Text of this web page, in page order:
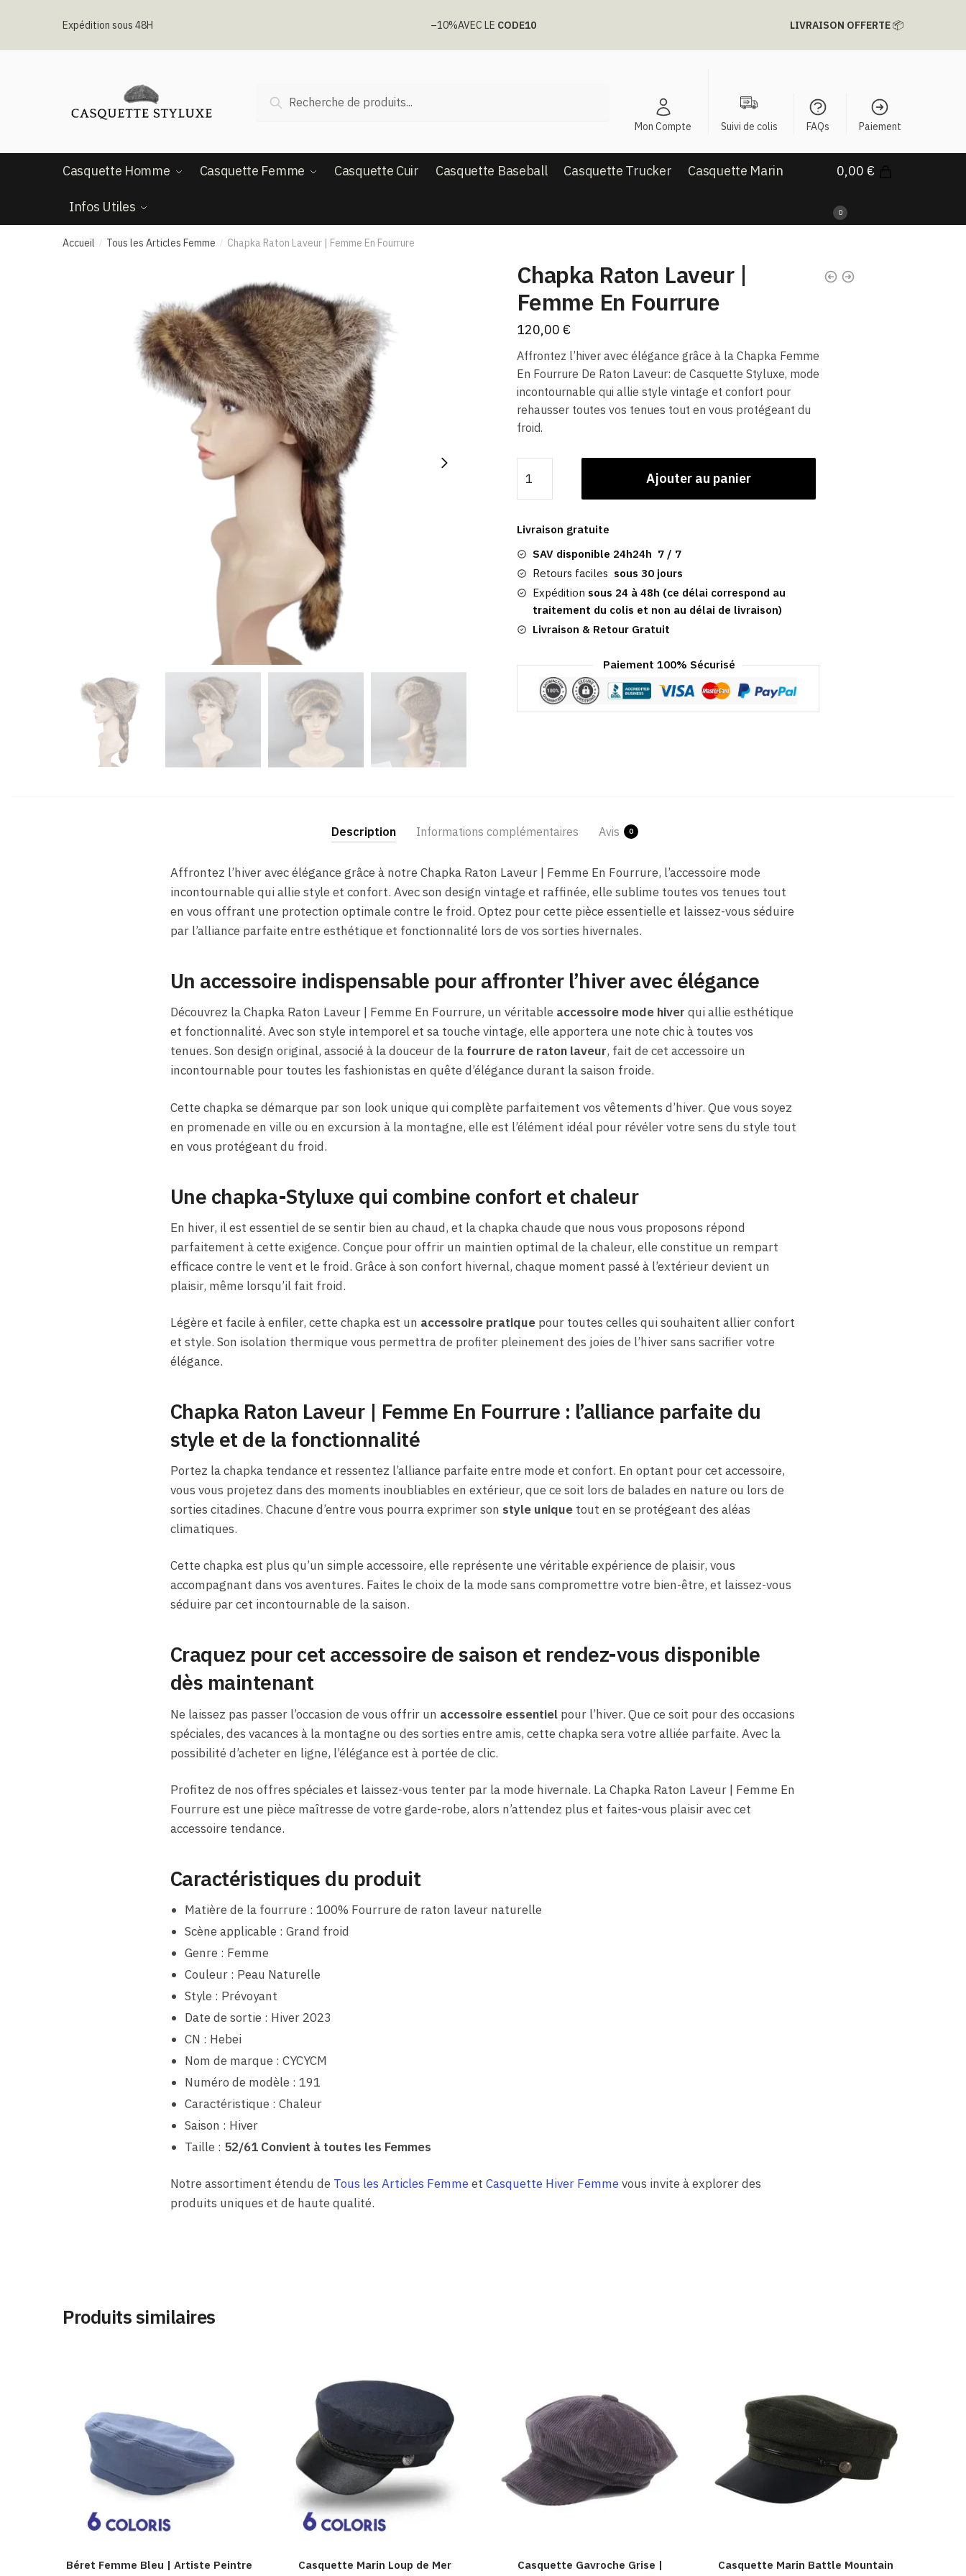
Expédition sous 48H –10%AVEC LE CODE10 LIVRAISON OFFERTE📦
pour :
Recherche
Mon Compte Suivi de colis FAQs Paiement
Casquette Homme Casquette Femme Casquette Cuir Casquette Baseball Casquette Trucker Casquette Marin
Infos Utiles
0,00 €
0
Accueil / Tous les Articles Femme / Chapka Raton Laveur | Femme En Fourrure
Chapka Raton Laveur |
Femme En Fourrure
120,00 €
Affrontez l’hiver avec élégance grâce à la Chapka Femme
En Fourrure De Raton Laveur: de Casquette Styluxe, mode
incontournable qui allie style vintage et confort pour
rehausser toutes vos tenues tout en vous protégeant du
froid.
de
Chapka
Laveur
|
Femme
En
Fourrure
Ajouter au panier
Livraison gratuite
SAV disponible 24h24h 7 / 7
Retours faciles sous 30 jours
Expédition sous 24 à 48h (ce délai correspond au
traitement du colis et non au délai de livraison)
Livraison & Retour Gratuit
Paiement 100% Sécurisé
Description Informations complémentaires Avis 0
Affrontez l’hiver avec élégance grâce à notre Chapka Raton Laveur | Femme En Fourrure, l’accessoire mode
incontournable qui allie style et confort. Avec son design vintage et raffinée, elle sublime toutes vos tenues tout
en vous offrant une protection optimale contre le froid. Optez pour cette pièce essentielle et laissez-vous séduire
par l’alliance parfaite entre esthétique et fonctionnalité lors de vos sorties hivernales.
Un accessoire indispensable pour affronter l’hiver avec élégance
Découvrez la Chapka Raton Laveur | Femme En Fourrure, un véritable accessoire mode hiver qui allie esthétique
et fonctionnalité. Avec son style intemporel et sa touche vintage, elle apportera une note chic à toutes vos
tenues. Son design original, associé à la douceur de la fourrure de raton laveur, fait de cet accessoire un
incontournable pour toutes les fashionistas en quête d’élégance durant la saison froide.
Cette chapka se démarque par son look unique qui complète parfaitement vos vêtements d’hiver. Que vous soyez
en promenade en ville ou en excursion à la montagne, elle est l’élément idéal pour révéler votre sens du style tout
en vous protégeant du froid.
Une chapka-Styluxe qui combine confort et chaleur
En hiver, il est essentiel de se sentir bien au chaud, et la chapka chaude que nous vous proposons répond
parfaitement à cette exigence. Conçue pour offrir un maintien optimal de la chaleur, elle constitue un rempart
efficace contre le vent et le froid. Grâce à son confort hivernal, chaque moment passé à l’extérieur devient un
plaisir, même lorsqu’il fait froid.
Légère et facile à enfiler, cette chapka est un accessoire pratiquepour toutes celles qui souhaitent allier confort
et style. Son isolation thermique vous permettra de profiter pleinement des joies de l’hiver sans sacrifier votre
élégance.
Chapka Raton Laveur | Femme En Fourrure : l’alliance parfaite du
style et de la fonctionnalité
Portez la chapka tendance et ressentez l’alliance parfaite entre mode et confort. En optant pour cet accessoire,
vous vous projetez dans des moments inoubliables en extérieur, que ce soit lors de balades en nature ou lors de
sorties citadines. Chacune d’entre vous pourra exprimer son style uniquetout en se protégeant des aléas
climatiques.
Cette chapka est plus qu’un simple accessoire, elle représente une véritable expérience de plaisir, vous
accompagnant dans vos aventures. Faites le choix de la mode sans compromettre votre bien-être, et laissez-vous
séduire par cet incontournable de la saison.
Craquez pour cet accessoire de saison et rendez-vous disponible
dès maintenant
Ne laissez pas passer l’occasion de vous offrir un accessoire essentielpour l’hiver. Que ce soit pour des occasions
spéciales, des vacances à la montagne ou des sorties entre amis, cette chapka sera votre alliée parfaite. Avec la
possibilité d’acheter en ligne, l’élégance est à portée de clic.
Profitez de nos offres spéciales et laissez-vous tenter par la mode hivernale. La Chapka Raton Laveur | Femme En
Fourrure est une pièce maîtresse de votre garde-robe, alors n’attendez plus et faites-vous plaisir avec cet
accessoire tendance.
Caractéristiques du produit
Matière de la fourrure : 100% Fourrure de raton laveur naturelle
Scène applicable : Grand froid
Genre : Femme
Couleur : Peau Naturelle
Style : Prévoyant
Date de sortie : Hiver 2023
CN : Hebei
Nom de marque : CYCYCM
Numéro de modèle : 191
Caractéristique : Chaleur
Saison : Hiver
Taille : 52/61 Convient à toutes les Femmes
Notre assortiment étendu de Tous les Articles Femmeet Casquette Hiver Femmevous invite à explorer des
produits uniques et de haute qualité.
Produits similaires
Béret Femme Bleu | Artiste Peintre Casquette Marin Loup de Mer
Casquette Gavroche Grise |
Casquette Marin Battle Mountain